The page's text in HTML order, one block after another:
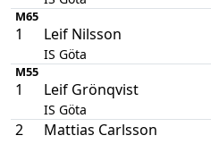
M65
1 Leif Nilsson
IS Göta
M55
1 Leif Grönqvist
IS Göta
2 Mattias Carlsson